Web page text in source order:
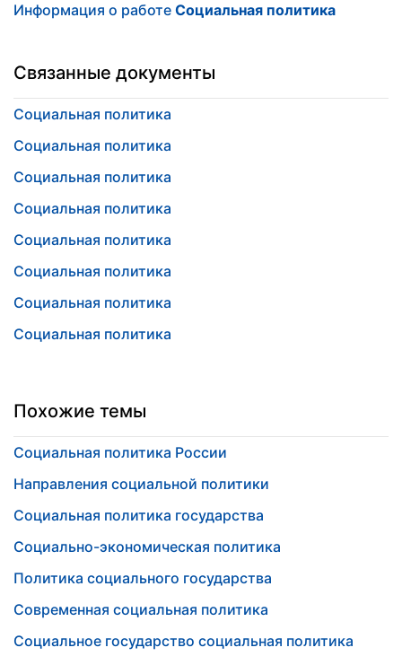
Информация о работе Социальная политика
Связанные документы
Социальная политика
Социальная политика
Социальная политика
Социальная политика
Социальная политика
Социальная политика
Социальная политика
Социальная политика
Похожие темы
Социальная политика России
Направления социальной политики
Социальная политика государства
Социально-экономическая политика
Политика социального государства
Современная социальная политика
Социальное государство социальная политика